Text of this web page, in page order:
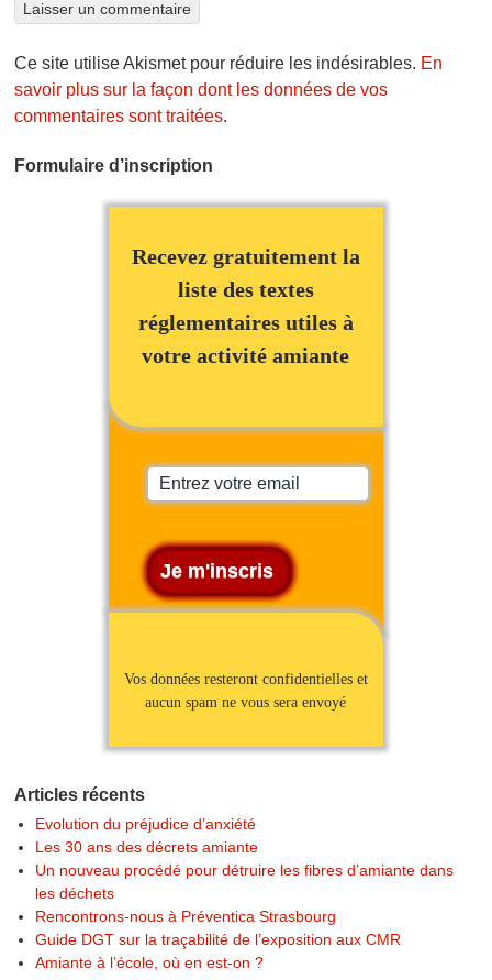
Ce site utilise Akismet pour réduire les indésirables. En
savoir plus sur la façon dont les données de vos
commentaires sont traitées.
Formulaire d’inscription
Recevez gratuitement la
liste des textes
réglementaires utiles à
votre activité amiante
Vos données resteront confidentielles et
aucun spam ne vous sera envoyé
Articles récents
Evolution du préjudice d’anxiété
Les 30 ans des décrets amiante
Un nouveau procédé pour détruire les fibres d’amiante dans
les déchets
Rencontrons-nous à Préventica Strasbourg
Guide DGT sur la traçabilité de l’exposition aux CMR
Amiante à l’école, où en est-on ?